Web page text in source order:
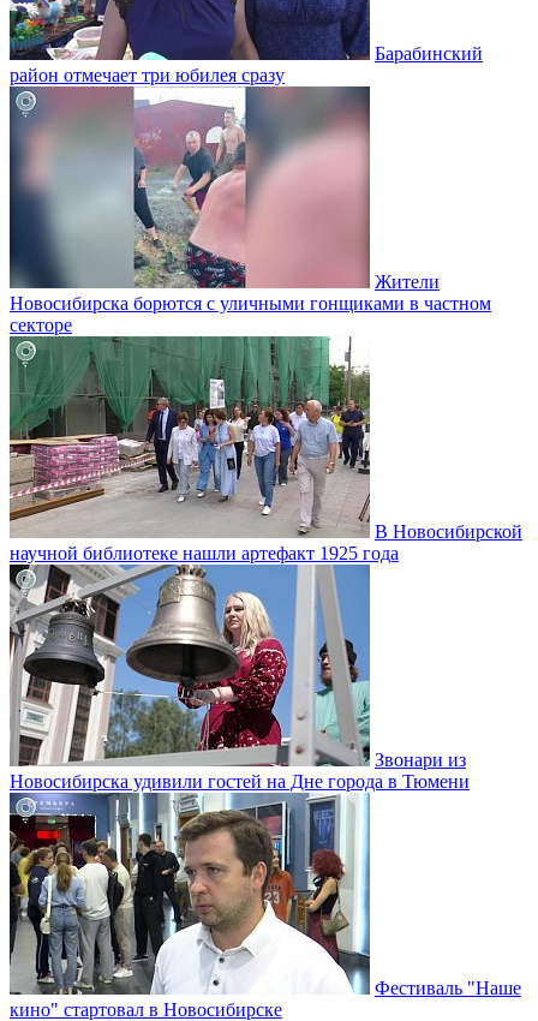
Барабинский
район отмечает три юбилея сразу
Жители
Новосибирска борются с уличными гонщиками в частном
секторе
В Новосибирской
научной библиотеке нашли артефакт 1925 года
Звонари из
Новосибирска удивили гостей на Дне города в Тюмени
Фестиваль "Наше
кино" стартовал в Новосибирске